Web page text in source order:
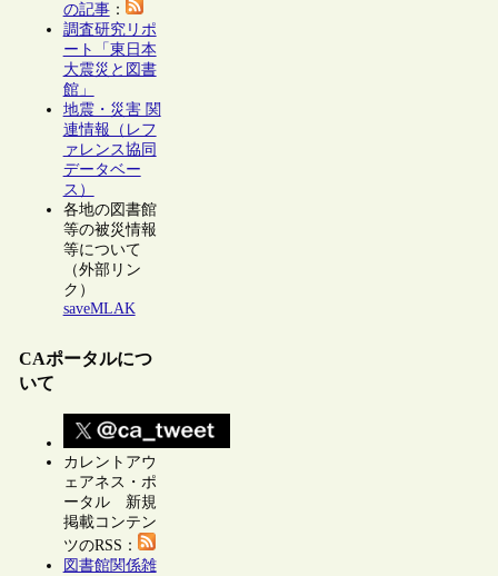
の記事：
調査研究リポ
ート「東日本
大震災と図書
館」
地震・災害 関
連情報（レフ
ァレンス協同
データベー
ス）
各地の図書館
等の被災情報
等について
（外部リン
ク）
saveMLAK
CAポータルにつ
いて
カレントアウ
ェアネス・ポ
ータル 新規
掲載コンテン
ツのRSS：
図書館関係雑